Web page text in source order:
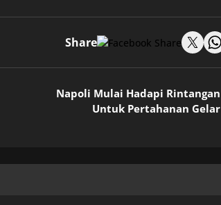
Share
Napoli Mulai Hadapi Rintangan
Untuk Pertahanan Gelar